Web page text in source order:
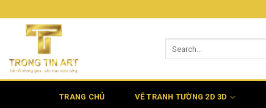
qua
TRANG CHỦ VẼ TRANH TƯỜNG 2D 3D